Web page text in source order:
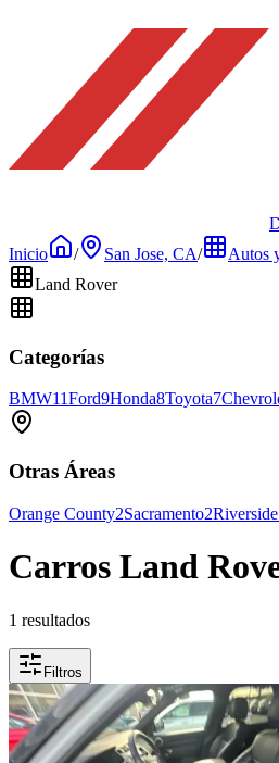
Inicio
/ San Jose, CA/ Autos
Land Rover
Categorías
BMW11Ford9Honda8Toyota7
Otras Áreas
Orange County2Sacramento2Riverside
Carros Land
1 resultados
Filtros